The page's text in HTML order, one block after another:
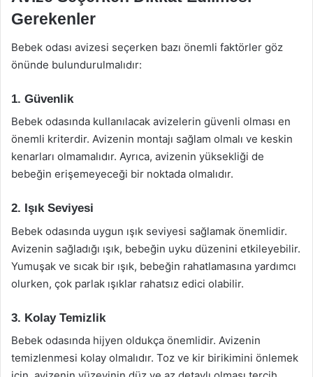
Gerekenler
Bebek odası avizesi seçerken bazı önemli faktörler göz
önünde bulundurulmalıdır:
1. Güvenlik
Bebek odasında kullanılacak avizelerin güvenli olması en
önemli kriterdir. Avizenin montajı sağlam olmalı ve keskin
kenarları olmamalıdır. Ayrıca, avizenin yüksekliği de
bebeğin erişemeyeceği bir noktada olmalıdır.
2. Işık Seviyesi
Bebek odasında uygun ışık seviyesi sağlamak önemlidir.
Avizenin sağladığı ışık, bebeğin uyku düzenini etkileyebilir.
Yumuşak ve sıcak bir ışık, bebeğin rahatlamasına yardımcı
olurken, çok parlak ışıklar rahatsız edici olabilir.
3. Kolay Temizlik
Bebek odasında hijyen oldukça önemlidir. Avizenin
temizlenmesi kolay olmalıdır. Toz ve kir birikimini önlemek